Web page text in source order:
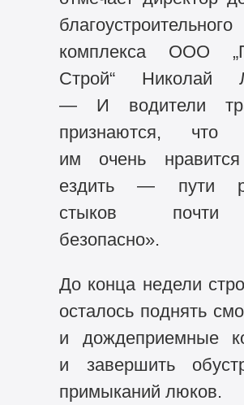
благоустроительного
комплекса ООО
Строй“ Николай
— И водители
признаются, что
им очень
ездить — пути
стыков
безопасно».
До конца недели
осталось поднять
и дождеприемные
и завершить
примыканий люков.